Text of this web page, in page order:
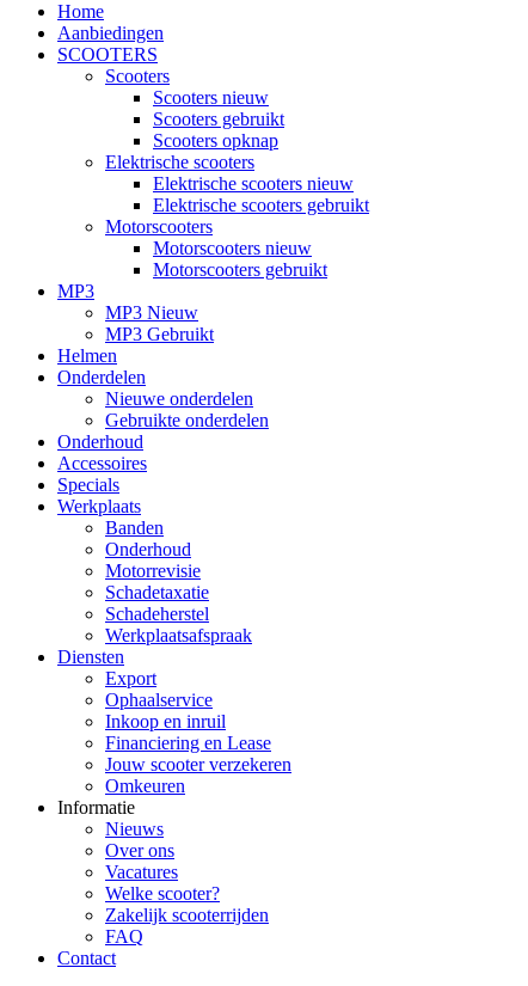
Home
Aanbiedingen
SCOOTERS
Scooters
Scooters nieuw
Scooters gebruikt
Scooters opknap
Elektrische scooters
Elektrische scooters nieuw
Elektrische scooters gebruikt
Motorscooters
Motorscooters nieuw
Motorscooters gebruikt
MP3
MP3 Nieuw
MP3 Gebruikt
Helmen
Onderdelen
Nieuwe onderdelen
Gebruikte onderdelen
Onderhoud
Accessoires
Specials
Werkplaats
Banden
Onderhoud
Motorrevisie
Schadetaxatie
Schadeherstel
Werkplaatsafspraak
Diensten
Export
Ophaalservice
Inkoop en inruil
Financiering en Lease
Jouw scooter verzekeren
Omkeuren
Informatie
Nieuws
Over ons
Vacatures
Welke scooter?
Zakelijk scooterrijden
FAQ
Contact